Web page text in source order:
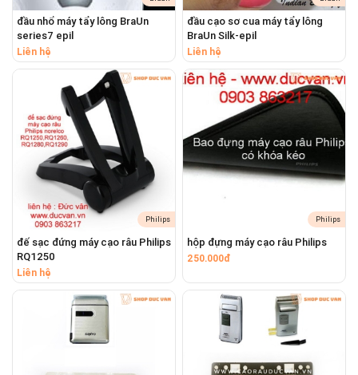
tăm nước Oral-B, máy tăm nước Philips
Có nhận sửa pin, sửa chữa máy xông hơi mặt cầm tay mini
#shopducvan #shopđứcvân
#dauthaythemaycaoraubraunflexxp
#dauthaythemaycaoraubraunflexxpiisystem
#daucatthaythemaycaoraubraunflexxp
#daucatthaythemaycaoraubraunflexxpiisystem
#dauthaymangluoimaycaoraubraunflexxp
#daucatthaythemaycaoraubraunflexxpiisystem
#luoidaothaythemaycaoraubraunflexxp
#luoidaothaythemaycaoraubraunflexxpiisystem
#luoidaocaorauthaythebraunflexxp
#luoidaocaorauthaythebraunflexxpiisystem
#mangluoidaomaycaoraubraunflexxp
#mangluoidaomaycaoraubraunflexxpiisystem
#braunflexxp5600 #braunflexxp5615 #braunflexxp5611
#braunflexxp5612 #braunflexxp5613 #braunflexxp5663
#braunflexxp5719 #braunflexxp5720 #braunflexxp5721
đầu nhổ máy tẩy lông BraUn
series7 epil
Liên hệ
đầu cạo sơ cua máy tẩy lông
BraUn Silk-epil
Liên hệ
Philips
đế sạc đứng máy cạo râu Philips
RQ1250
Liên hệ
Philips
hộp đựng máy cạo râu Philips
250.000đ